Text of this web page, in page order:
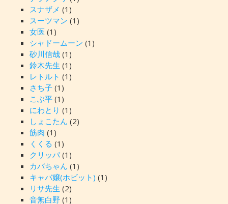
スナザメ (1)
スーツマン (1)
女医 (1)
シャドームーン (1)
砂川信哉(1)
鈴木先生 (1)
レトルト (1)
さち子(1)
こぶ平(1)
にわとり (1)
しょこたん (2)
筋肉 (1)
くくる (1)
クリッパ(1)
カバちゃん (1)
キャバ嬢(ホビット) (1)
リサ先生 (2)
音無白野(1)